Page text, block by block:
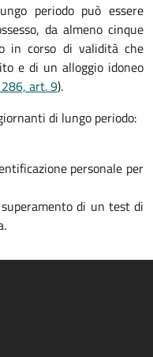
periodo può essere
da almeno cinque
in corso di validità che
e di un alloggio idoneo
art. 9).
di lungo periodo:
personale per
di un test di